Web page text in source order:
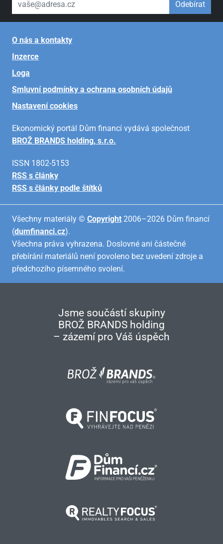
Odebírat
O nás a kontakty
Inzerce
Loga
Smluvní podmínky a ochrana osobních údajů
Nastavení cookies
Ekonomický portál Dům financí vydává společnost
BROŽ BRANDS holding, s.r.o.
ISSN 1802-5153
RSS s články
RSS s články podle štítků
Všechny materiály © Copyright 2006–2026 Dům financí
(dumfinanci.cz).
Všechna práva vyhrazena. Doslovné ani částečné
přebírání materiálů není povoleno bez uvedení zdroje a
předchozího písemného svolení.
Jsme součástí skupiny
BROŽ BRANDS holding
– zázemí pro Váš úspěch